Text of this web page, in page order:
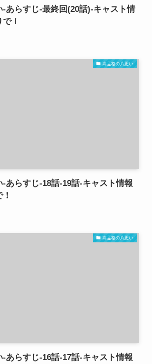
-あらすじ-最終回(20話)-キャスト情
！
高品格の片思い
あらすじ-18話-19話-キャスト情報
高品格の片思い
あらすじ-16話-17話-キャスト情報